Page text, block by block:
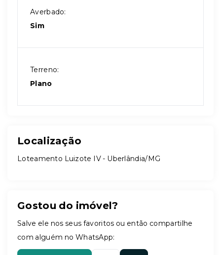
Averbado:
Sim
Terreno:
Plano
Localização
Loteamento Luizote IV - Uberlândia/MG
Gostou do imóvel?
Salve ele nos seus favoritos ou então compartilhe
com alguém no WhatsApp: